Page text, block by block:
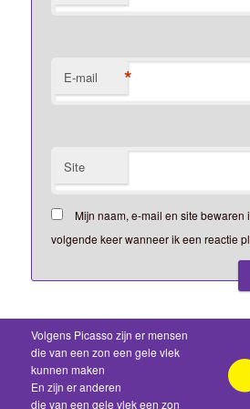
E-mail *
Site
Mijn naam, e-mail en site bewaren
volgende keer wanneer ik een reactie
Volgens Picasso zijn er mensen
die van een zon een gele vlek
kunnen maken
En zijn er anderen
die van een gele vlek een zon